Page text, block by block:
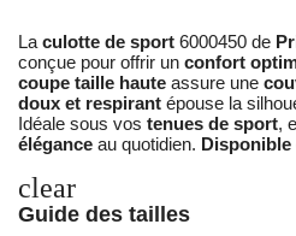
La culotte de sport 6000450 de
conçue pour offrir un confort
coupe taille haute assure une
doux et respirant épouse la
Idéale sous vos tenues de sport,
élégance au quotidien. Disponible
clear
Guide des tailles